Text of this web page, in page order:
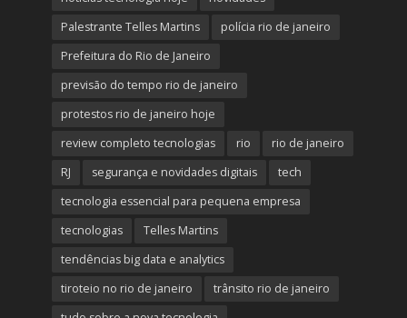
Palestrante Telles Martins
polícia rio de janeiro
Prefeitura do Rio de Janeiro
previsão do tempo rio de janeiro
protestos rio de janeiro hoje
review completo tecnologias
rio
rio de janeiro
RJ
segurança e novidades digitais
tech
tecnologia essencial para pequena empresa
tecnologias
Telles Martins
tendências big data e analytics
tiroteio no rio de janeiro
trânsito rio de janeiro